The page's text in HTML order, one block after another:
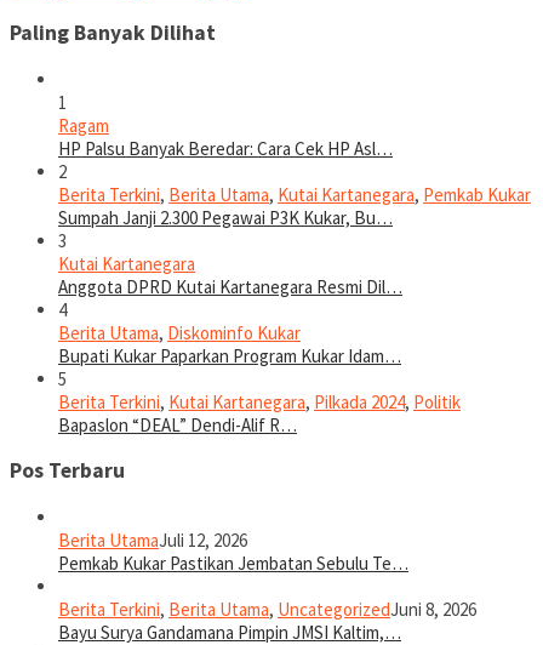
Paling Banyak Dilihat
1
Ragam
HP Palsu Banyak Beredar: Cara Cek HP Asl…
2
Berita Terkini, Berita Utama, Kutai Kartanegara, Pemkab Kukar
Sumpah Janji 2.300 Pegawai P3K Kukar, Bu…
3
Kutai Kartanegara
Anggota DPRD Kutai Kartanegara Resmi Dil…
4
Berita Utama, Diskominfo Kukar
Bupati Kukar Paparkan Program Kukar Idam…
5
Berita Terkini, Kutai Kartanegara, Pilkada 2024, Politik
Bapaslon “DEAL” Dendi-Alif R…
Pos Terbaru
Berita UtamaJuli 12, 2026
Pemkab Kukar Pastikan Jembatan Sebulu Te…
Berita Terkini, Berita Utama, UncategorizedJuni 8, 2026
Bayu Surya Gandamana Pimpin JMSI Kaltim,…